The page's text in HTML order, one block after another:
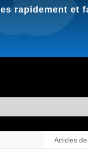
rapidement et
Articles